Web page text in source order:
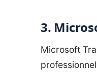
3.
Microsoft